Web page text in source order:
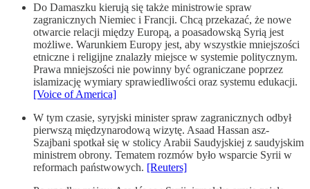
Do Damaszku kierują się także ministrowie spraw
zagranicznych Niemiec i Francji. Chcą przekazać, że nowe
otwarcie relacji między Europą, a poasadowską Syrią jest
możliwe. Warunkiem Europy jest, aby wszystkie mniejszości
etniczne i religijne znalazły miejsce w systemie politycznym.
Prawa mniejszości nie powinny być ograniczane poprzez
islamizację wymiary sprawiedliwości oraz systemu edukacji.
[Voice of America]
W tym czasie, syryjski minister spraw zagranicznych odbył
pierwszą międzynarodową wizytę. Asaad Hassan asz-
Szajbani spotkał się w stolicy Arabii Saudyjskiej z saudyjskim
ministrem obrony. Tematem rozmów było wsparcie Syrii w
reformach państwowych. [Reuters]